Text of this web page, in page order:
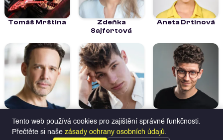
Tomáš Mrština
Zdeňka
Sajfertová
Aneta Drtinová
Doubek
Tento web používá cookies pro zajištění správné funkčnosti.
Přečtěte si naše zásady ochrany osobních údajů.